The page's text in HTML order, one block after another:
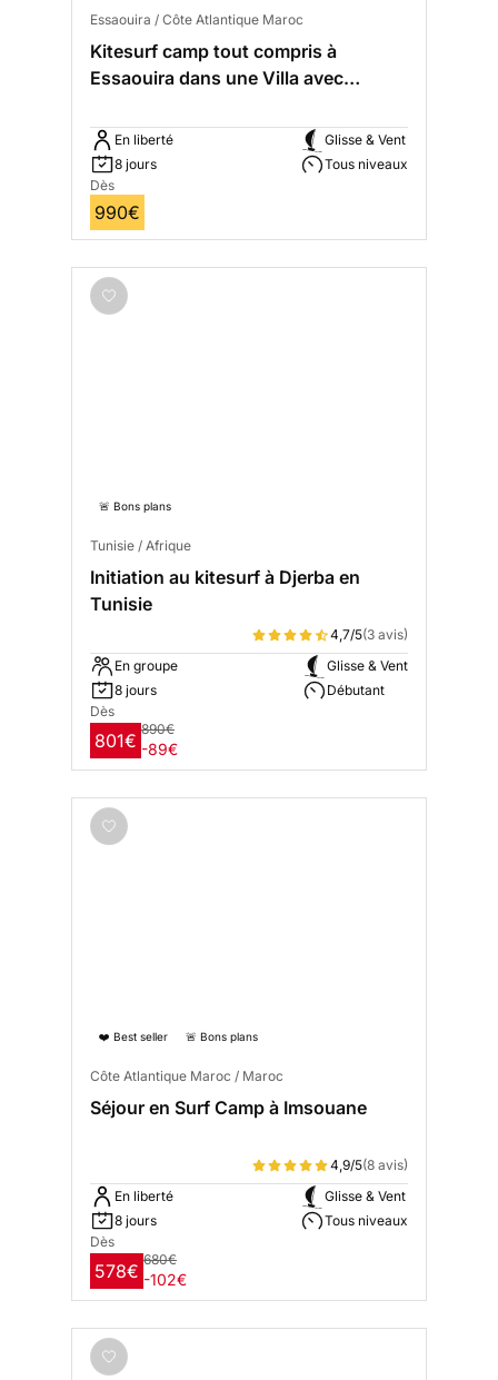
Essaouira / Côte Atlantique Maroc
Kitesurf camp tout compris à
Essaouira dans une Villa avec
En liberté
8 jours
Glisse & Vent
Tous niveaux
Dès
990€
🚨 Bons plans
Tunisie / Afrique
Initiation au kitesurf à Djerba en
Tunisie
4,7/5(3 avis)
En groupe
8 jours
Glisse & Vent
Débutant
Dès
801€
890€
-89€
❤️ Best seller 🚨 Bons plans
Côte Atlantique Maroc / Maroc
Séjour en Surf Camp à Imsouane
4,9/5(8 avis)
En liberté
8 jours
Glisse & Vent
Tous niveaux
Dès
578€
680€
-102€